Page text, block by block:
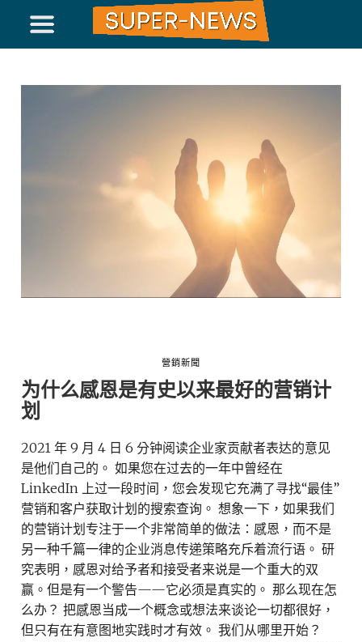
營銷新聞
为什么感恩是有史以来最好的营销计
划
2021 年 9 月 4 日 6 分钟阅读企业家贡献者表达的意见
是他们自己的。 如果您在过去的一年中曾经在
LinkedIn 上过一段时间，您会发现它充满了寻找“最佳”
营销和客户获取计划的搜索查询。 想象一下，如果我们
的营销计划专注于一个非常简单的做法：感恩，而不是
另一种千篇一律的企业消息传递策略充斥着流行语。 研
究表明，感恩对给予者和接受者来说是一个重大的双
赢。但是有一个警告——它必须是真实的。 那么现在怎
么办？ 把感恩当成一个概念或想法来谈论一切都很好，
但只有在有意图地实践时才有效。 我们从哪里开始？